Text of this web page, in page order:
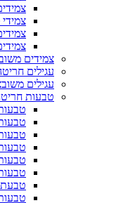
צמידים
עגילים
עגילים
טבעות